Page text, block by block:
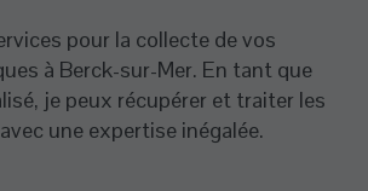
pour la collecte de vos
à Berck-sur-Mer. En tant que
je peux récupérer et traiter les
une expertise inégalée.